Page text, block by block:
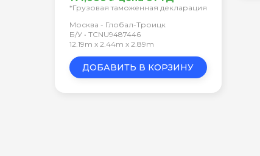
*Грузовая таможенная декларация
Москва - Глобал-Троицк
Б/У • TCNU9487446
12.19m x 2.44m x 2.89m
ДОБАВИТЬ В КОРЗИНУ